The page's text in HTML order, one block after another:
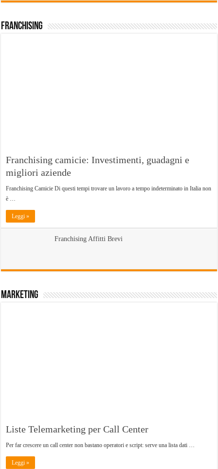
Franchising
Franchising camicie: Investimenti, guadagni e
migliori aziende
Franchising Camicie Di questi tempi trovare un lavoro a tempo indeterminato in Italia non
è …
Leggi »
Franchising Affitti Brevi
Marketing
Liste Telemarketing per Call Center
Per far crescere un call center non bastano operatori e script: serve una lista dati …
Leggi »